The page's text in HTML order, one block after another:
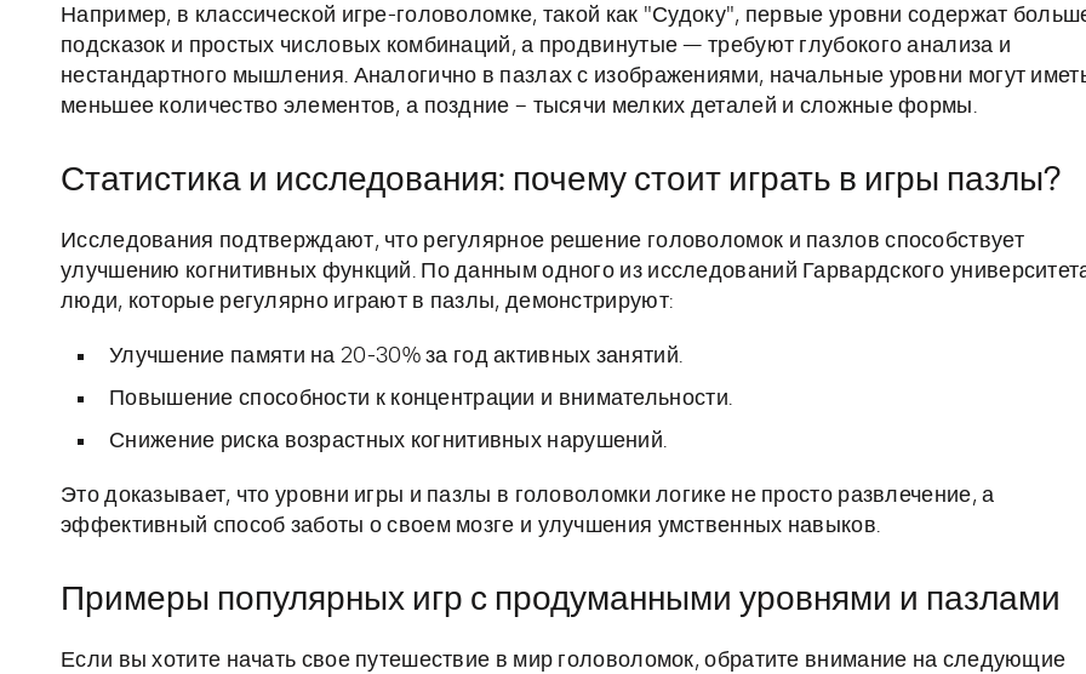
Например, в классической игре-головоломке, такой как "Судоку", первые уровни содержат
подсказок и простых числовых комбинаций, а продвинутые — требуют глубокого анализа и
нестандартного мышления. Аналогично в пазлах с изображениями, начальные уровни могут
меньшее количество элементов, а поздние – тысячи мелких деталей и сложные формы.
Статистика и исследования: почему стоит играть в игры пазлы?
Исследования подтверждают, что регулярное решение головоломок и пазлов способствует
улучшению когнитивных функций. По данным одного из исследований Гарвардского
люди, которые регулярно играют в пазлы, демонстрируют:
Улучшение памяти на 20-30% за год активных занятий.
Повышение способности к концентрации и внимательности.
Снижение риска возрастных когнитивных нарушений.
Это доказывает, что уровни игры и пазлы в головоломки логике не просто развлечение, а
эффективный способ заботы о своем мозге и улучшения умственных навыков.
Примеры популярных игр с продуманными уровнями и пазлами
Если вы хотите начать свое путешествие в мир головоломок, обратите внимание на следующие